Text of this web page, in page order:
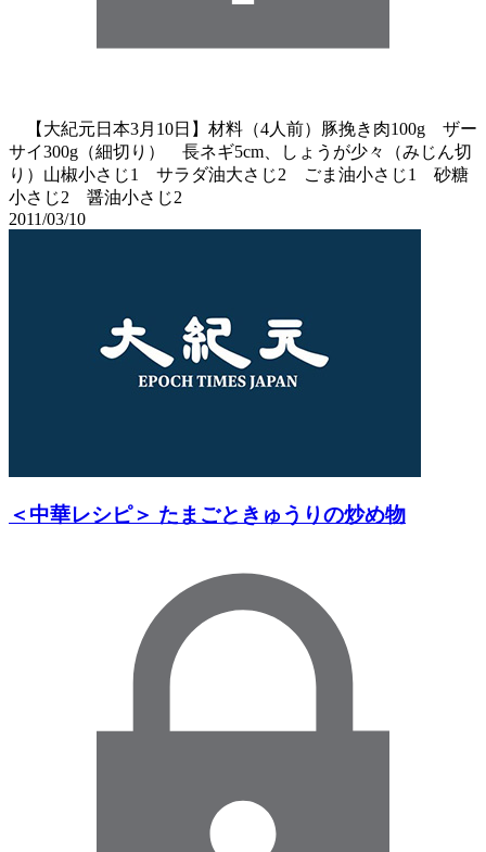
【大紀元日本3月10日】材料（4人前）豚挽き肉100g ザー
サイ300g（細切り） 長ネギ5cm、しょうが少々（みじん切
り）山椒小さじ1 サラダ油大さじ2 ごま油小さじ1 砂糖
小さじ2 醤油小さじ2
2011/03/10
＜中華レシピ＞ たまごときゅうりの炒め物